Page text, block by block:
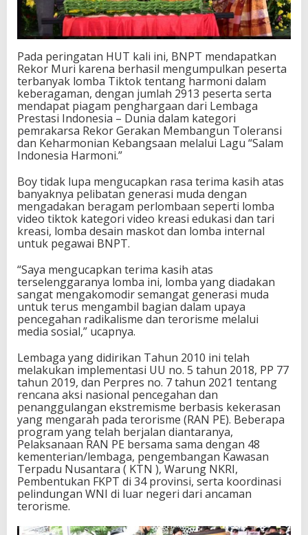
Pada peringatan HUT kali ini, BNPT mendapatkan
Rekor Muri karena berhasil mengumpulkan peserta
terbanyak lomba Tiktok tentang harmoni dalam
keberagaman, dengan jumlah 2913 peserta serta
mendapat piagam penghargaan dari Lembaga
Prestasi Indonesia – Dunia dalam kategori
pemrakarsa Rekor Gerakan Membangun Toleransi
dan Keharmonian Kebangsaan melalui Lagu “Salam
Indonesia Harmoni.”
Boy tidak lupa mengucapkan rasa terima kasih atas
banyaknya pelibatan generasi muda dengan
mengadakan beragam perlombaan seperti lomba
video tiktok kategori video kreasi edukasi dan tari
kreasi, lomba desain maskot dan lomba internal
untuk pegawai BNPT.
“Saya mengucapkan terima kasih atas
terselenggaranya lomba ini, lomba yang diadakan
sangat mengakomodir semangat generasi muda
untuk terus mengambil bagian dalam upaya
pencegahan radikalisme dan terorisme melalui
media sosial,” ucapnya.
Lembaga yang didirikan Tahun 2010 ini telah
melakukan implementasi UU no. 5 tahun 2018, PP 77
tahun 2019, dan Perpres no. 7 tahun 2021 tentang
rencana aksi nasional pencegahan dan
penanggulangan ekstremisme berbasis kekerasan
yang mengarah pada terorisme (RAN PE). Beberapa
program yang telah berjalan diantaranya,
Pelaksanaan RAN PE bersama sama dengan 48
kementerian/lembaga, pengembangan Kawasan
Terpadu Nusantara ( KTN ), Warung NKRI,
Pembentukan FKPT di 34 provinsi, serta koordinasi
pelindungan WNI di luar negeri dari ancaman
terorisme.